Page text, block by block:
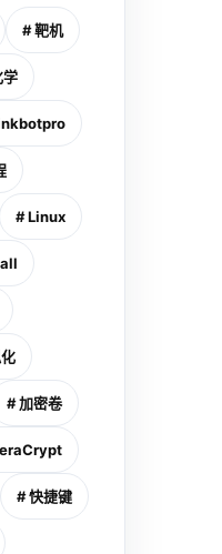
# 靶机
学
# Linux
# 加密卷
# 快捷键